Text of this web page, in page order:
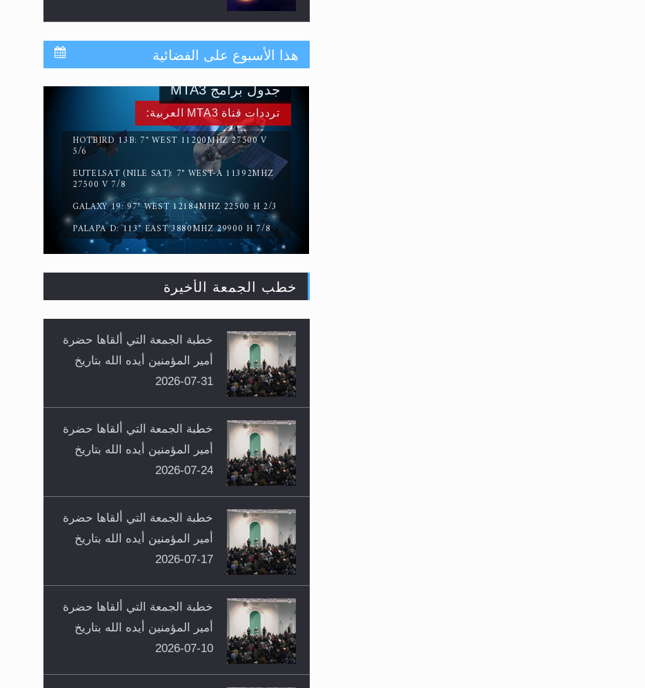
حقيقة المسيح الدجال
القرآن قاضٍ وحكمٌ على السنة
ومهيمنٌ عليها.. ليس العكس
هذا الأسبوع على الفضائية
ترددات قناة MTA3 العربية:
HOTBIRD 13B: 7° WEST 11200MHZ 27500 V
5/6
EUTELSAT (NILE SAT): 7° WEST-A 11392MHZ
27500 V 7/8
GALAXY 19: 97° WEST 12184MHZ 22500 H 2/3
PALAPA D: 113° EAST 3880MHZ 29900 H 7/8
جدول برامج MTA3
خطب الجمعة الأخيرة
خطبة الجمعة التي ألقاها حضرة
أمير المؤمنين أيده الله بتاريخ
31-07-2026
خطبة الجمعة التي ألقاها حضرة
أمير المؤمنين أيده الله بتاريخ
24-07-2026
خطبة الجمعة التي ألقاها حضرة
أمير المؤمنين أيده الله بتاريخ
17-07-2026
خطبة الجمعة التي ألقاها حضرة
أمير المؤمنين أيده الله بتاريخ
10-07-2026